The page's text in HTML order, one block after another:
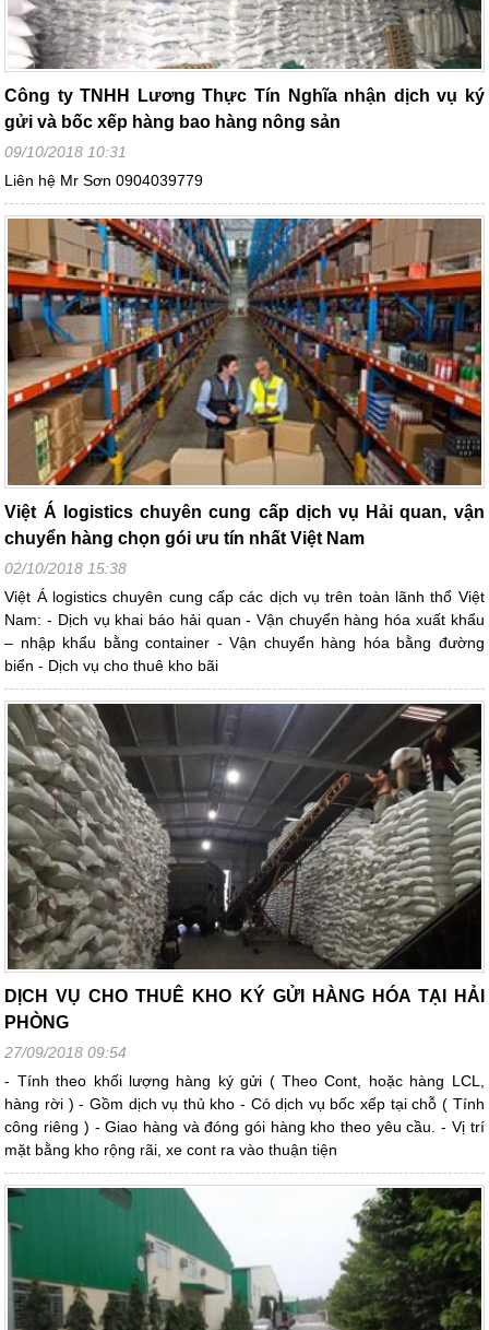
Công ty TNHH Lương Thực Tín Nghĩa nhận dịch vụ ký
gửi và bốc xếp hàng bao hàng nông sản
09/10/2018 10:31
Liên hệ Mr Sơn 0904039779
Việt Á logistics chuyên cung cấp dịch vụ Hải quan, vận
chuyển hàng chọn gói ưu tín nhất Việt Nam
02/10/2018 15:38
Việt Á logistics chuyên cung cấp các dịch vụ trên toàn lãnh thổ Việt
Nam: - Dịch vụ khai báo hải quan - Vận chuyển hàng hóa xuất khẩu
– nhập khẩu bằng container - Vận chuyển hàng hóa bằng đường
biển - Dịch vụ cho thuê kho bãi
DỊCH VỤ CHO THUÊ KHO KÝ GỬI HÀNG HÓA TẠI HẢI
PHÒNG
27/09/2018 09:54
- Tính theo khối lượng hàng ký gửi ( Theo Cont, hoặc hàng LCL,
hàng rời ) - Gồm dịch vụ thủ kho - Có dịch vụ bốc xếp tại chỗ ( Tính
công riêng ) - Giao hàng và đóng gói hàng kho theo yêu cầu. - Vị trí
mặt bằng kho rộng rãi, xe cont ra vào thuận tiện